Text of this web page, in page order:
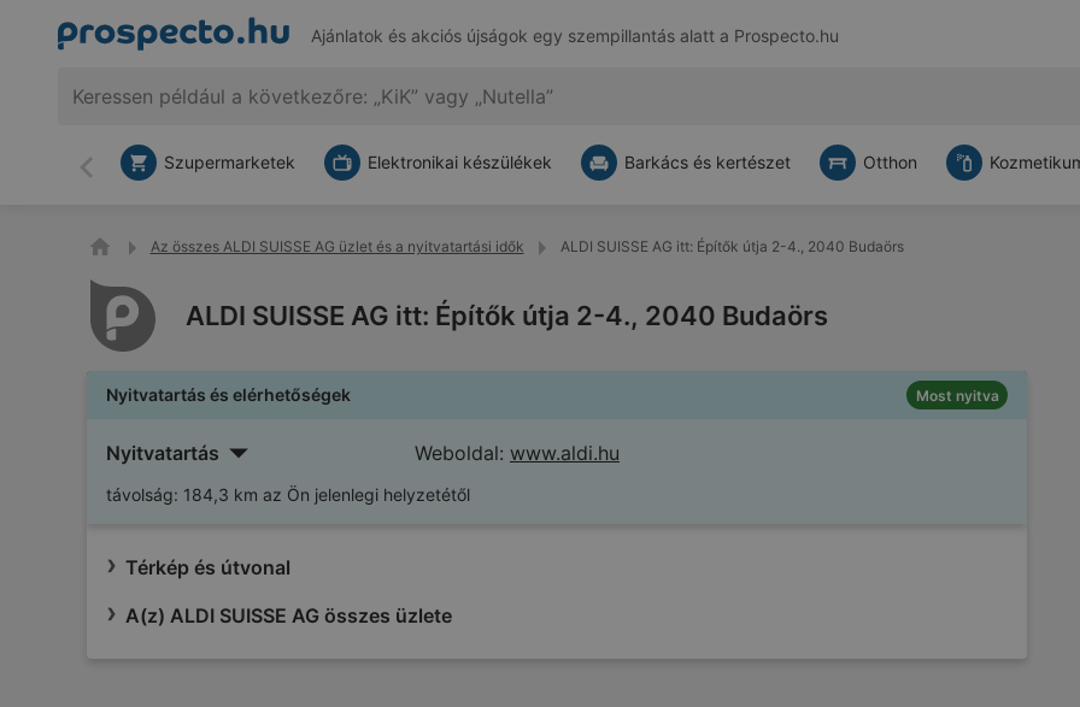
Ajánlatok és akciós újságok egy szempillantás alatt a Prospecto.hu
Vissza
Szupermarketek Elektronikai készülékek Barkács és kertészet Otthon
Az összes ALDI SUISSE AG üzlet és a nyitvatartási idők ALDI SUISSE AG itt: Építők útja 2-4., 2040 Budaörs
ALDI SUISSE AG itt: Építők útja 2-4., 2040 Budaörs
Nyitvatartás és elérhetőségek Most nyitva
Nyitvatartás Weboldal: www.aldi.hu
távolság: 184,3 km az Ön jelenlegi helyzetétől
Térkép és útvonal
A(z) ALDI SUISSE AG összes üzlete